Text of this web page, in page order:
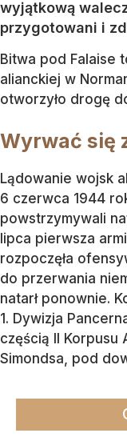
wyjątkową
przygotowani i
Bitwa pod Falaise
alianckiej w
otworzyło drogę
Wyrwać się
Lądowanie wojsk
6 czerwca 1944
powstrzymywali
lipca pierwsza
rozpoczęła
do przerwania
natarł ponownie.
1. Dywizja
częścią II Korpusu
Simondsa, pod